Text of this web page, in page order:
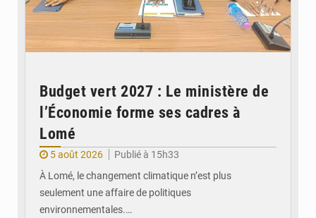
Budget vert 2027 : Le ministère de
l’Économie forme ses cadres à
Lomé
5 août 2026
Publié à 15h33
À Lomé, le changement climatique n’est plus
seulement une affaire de politiques
environnementales.…